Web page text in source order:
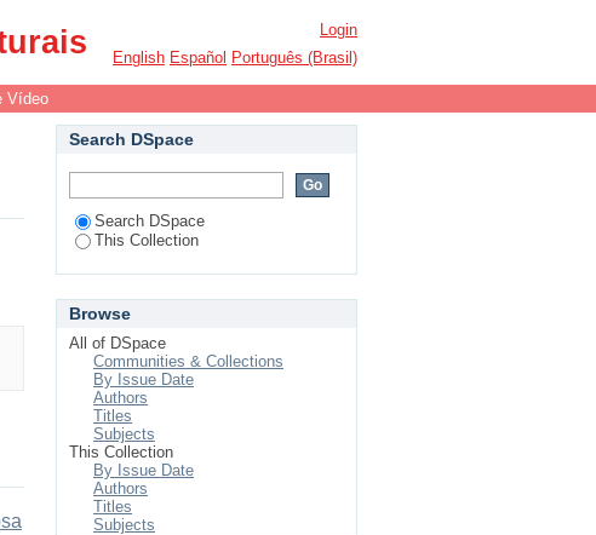
Login
English Español Português (Brasil)
Vídeo
Search DSpace
Search DSpace
This Collection
Browse
All of DSpace
Communities & Collections
By Issue Date
Authors
Titles
Subjects
This Collection
By Issue Date
Authors
Titles
Subjects